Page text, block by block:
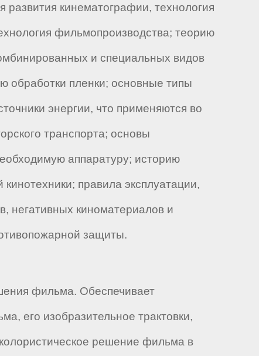
кинематографии, технология
фильмопроизводства; теорию
и специальных видов
обработки пленки; основные типы
энергии, что применяются во
транспорта; основы
аппаратуру; историю
правила эксплуатации,
негативных киноматериалов и
защиты.
фильма. Обеспечивает
его изобразительное трактовки,
колористическое решение фильма в